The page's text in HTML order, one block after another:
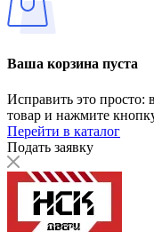
Ваша корзина пуста
Исправить это просто:
товар и нажмите
Перейти в каталог
Подать заявку